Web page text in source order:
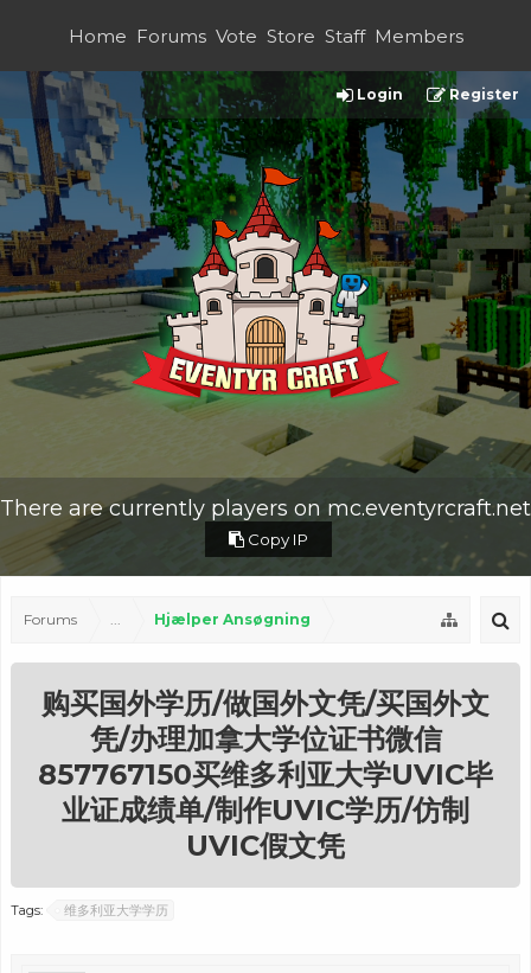
Home Forums Vote Store Staff Members
Login Register
There are currently players on mc.eventyrcraft.net
Copy IP
Forums ... Hjælper Ansøgning
购买国外学历/做国外文凭/买国外文
凭/办理加拿大学位证书微信
857767150买维多利亚大学UVIC毕
业证成绩单/制作UVIC学历/仿制
UVIC假文凭
Tags: 维多利亚大学学历